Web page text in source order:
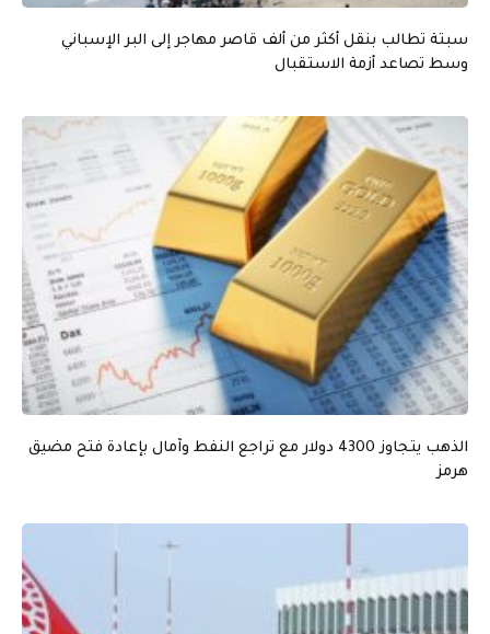
سبتة تطالب بنقل أكثر من ألف قاصر مهاجر إلى البر الإسباني
وسط تصاعد أزمة الاستقبال
الذهب يتجاوز 4300 دولار مع تراجع النفط وآمال بإعادة فتح مضيق
هرمز